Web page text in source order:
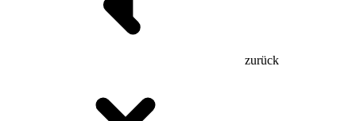
zurück